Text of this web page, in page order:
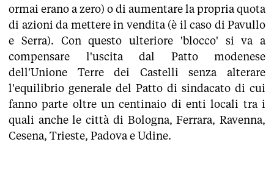
ormai erano a zero) o di aumentare la propria quota
di azioni da mettere in vendita (è il caso di Pavullo
e Serra). Con questo ulteriore 'blocco' si va a
compensare l'uscita dal Patto modenese
dell'Unione Terre dei Castelli senza alterare
l'equilibrio generale del Patto di sindacato di cui
fanno parte oltre un centinaio di enti locali tra i
quali anche le città di Bologna, Ferrara, Ravenna,
Cesena, Trieste, Padova e Udine.